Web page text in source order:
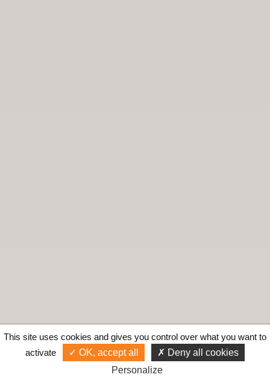
This site uses cookies and gives you control over what you want to
activate
OK, accept all
Deny all cookies
Personalize